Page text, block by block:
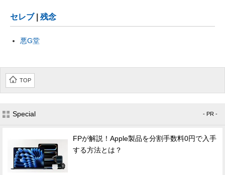
セレブ| 残念
悪G堂
TOP
Special - PR -
FPが解説！Apple製品を分割手数料0円で入手
する方法とは？